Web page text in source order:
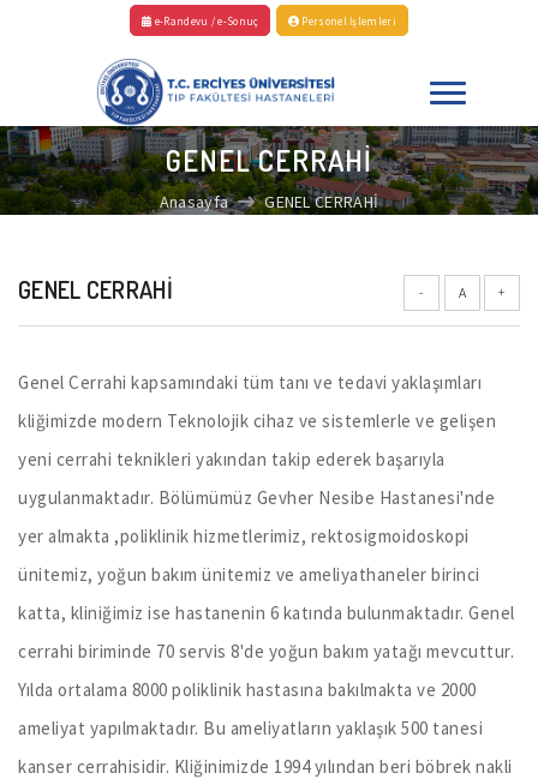
e-Randevu / e-Sonuç Personel İşlemleri
GENEL CERRAHİ
Anasayfa GENEL CERRAHİ
- A +
GENEL CERRAHİ
Genel Cerrahi kapsamındaki tüm tanı ve tedavi yaklaşımları
kliğimizde modern Teknolojik cihaz ve sistemlerle ve gelişen
yeni cerrahi teknikleri yakından takip ederek başarıyla
uygulanmaktadır. Bölümümüz Gevher Nesibe Hastanesi'nde
yer almakta ,poliklinik hizmetlerimiz, rektosigmoidoskopi
ünitemiz, yoğun bakım ünitemiz ve ameliyathaneler birinci
katta, kliniğimiz ise hastanenin 6 katında bulunmaktadır. Genel
cerrahi biriminde 70 servis 8'de yoğun bakım yatağı mevcuttur.
Yılda ortalama 8000 poliklinik hastasına bakılmakta ve 2000
ameliyat yapılmaktadır. Bu ameliyatların yaklaşık 500 tanesi
kanser cerrahisidir. Kliğinimizde 1994 yılından beri böbrek nakli